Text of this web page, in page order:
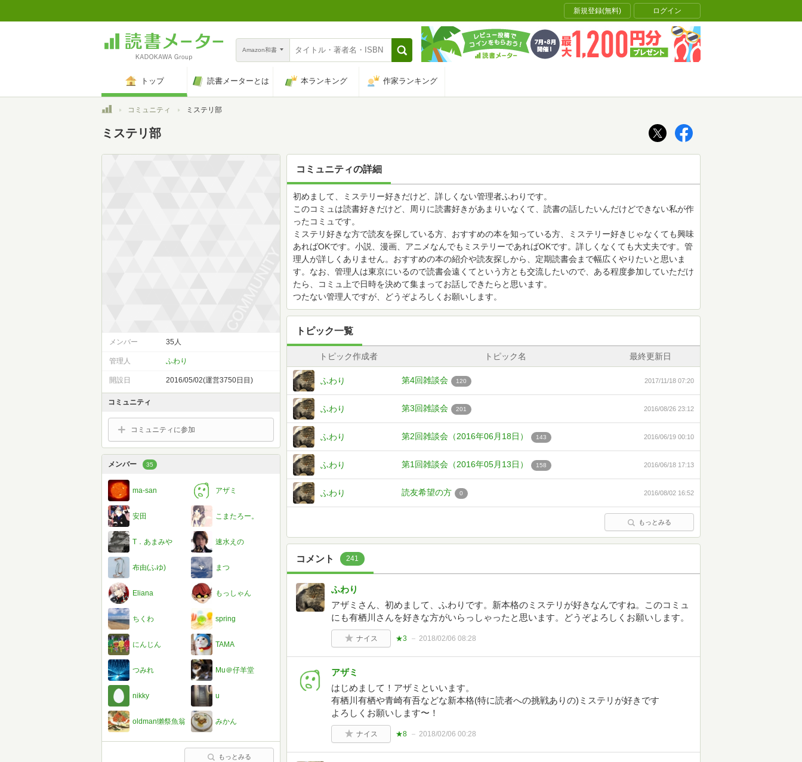
新規登録(無料) ログイン
Amazon和書
トップ 読書メーターとは 本ランキング 作家ランキング
トップコミュニティ ミステリ部
ミステリ部
コミュニティの詳細
初めまして、ミステリー好きだけど、詳しくない管理者ふわりです。
このコミュは読書好きだけど、周りに読書好きがあまりいなくて、読書の話したいんだけどできない私が作
ったコミュです。
ミステリ好きな方で読友を探している方、おすすめの本を知っている方、ミステリー好きじゃなくても興味
あればOKです。小説、漫画、アニメなんでもミステリーであればOKです。詳しくなくても大丈夫です。管
理人が詳しくありません。おすすめの本の紹介や読友探しから、定期読書会まで幅広くやりたいと思いま
す。なお、管理人は東京にいるので読書会遠くてという方とも交流したいので、ある程度参加していただけ
たら、コミュ上で日時を決めて集まってお話しできたらと思います。
つたない管理人ですが、どうぞよろしくお願いします。
トピック一覧
トピック作成者 トピック名 最終更新日
ふわり 第4回雑談会 120 2017/11/18 07:20
ふわり 第3回雑談会 201 2016/08/26 23:12
ふわり 第2回雑談会（2016年06月18日） 143 2016/06/19 00:10
ふわり 第1回雑談会（2016年05月13日） 158 2016/06/18 17:13
ふわり 読友希望の方 0 2016/08/02 16:52
もっとみる
コメント 241
ふわり
アザミさん、初めまして、ふわりです。新本格のミステリが好きなんですね。このコミュ
にも有栖川さんを好きな方がいらっしゃったと思います。どうぞよろしくお願いします。
ナイス ★3 2018/02/06 08:28
アザミ
はじめまして！アザミといいます。
有栖川有栖や青崎有吾などな新本格(特に読者への挑戦ありの)ミステリが好きです
よろしくお願いします〜！
ナイス ★8 2018/02/06 00:28
メンバー 35人
管理人 ふわり
開設日 2016/05/02(運営3750日目)
コミュニティ
コミュニティに参加
メンバー 35
ma-san アザミ
安田 こまたろー。
T．あまみや 速水えの
布由(ふゆ) まつ
Eliana もっしゃん
ちくわ spring
にんじん TAMA
つみれ Mu＠仔羊堂
nikky u
oldman獺祭魚翁 みかん
もっとみる